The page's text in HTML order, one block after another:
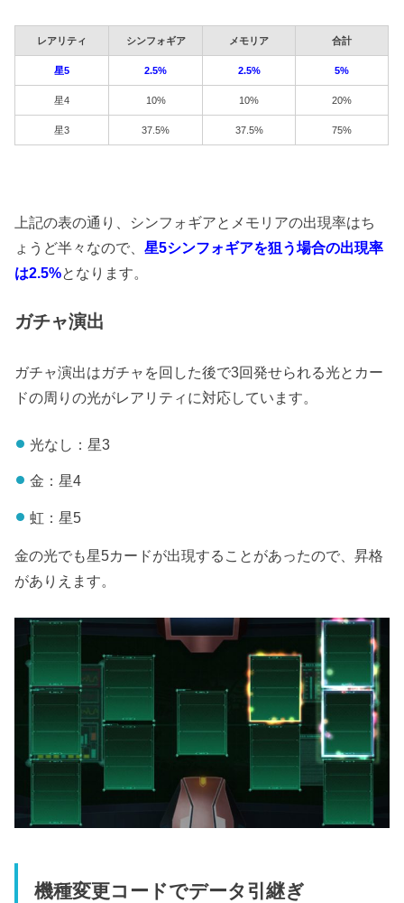
レアリティ シンフォギア メモリア 合計
星5 2.5% 2.5% 5%
星4 10% 10% 20%
星3 37.5% 37.5% 75%
上記の表の通り、シンフォギアとメモリアの出現率はち
ょうど半々なので、星5シンフォギアを狙う場合の出現率
は2.5%となります。
ガチャ演出
ガチャ演出はガチャを回した後で3回発せられる光とカー
ドの周りの光がレアリティに対応しています。
光なし：星3
金：星4
虹：星5
金の光でも星5カードが出現することがあったので、昇格
がありえます。
機種変更コードでデータ引継ぎ